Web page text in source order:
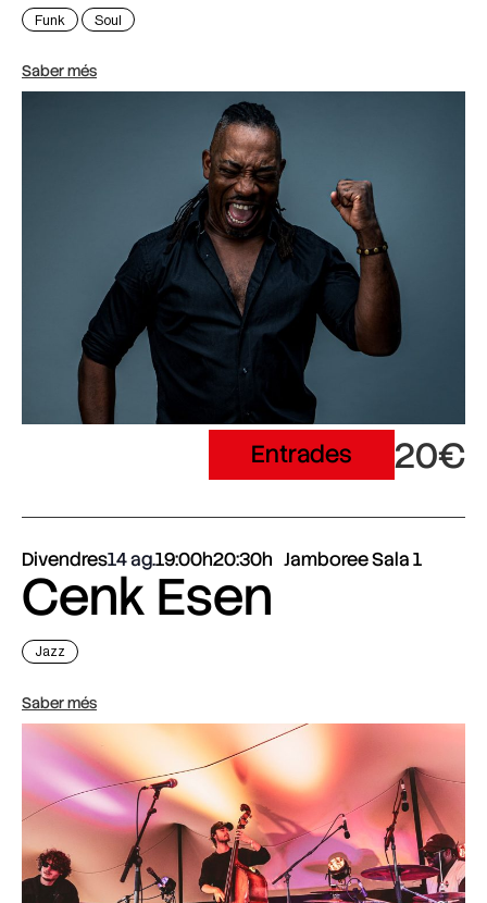
Funk Soul
Saber més
Entrades 20€
Divendres14 ag.19:00h20:30h Jamboree Sala 1
Cenk Esen
Jazz
Saber més